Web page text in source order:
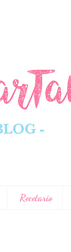
Recetario